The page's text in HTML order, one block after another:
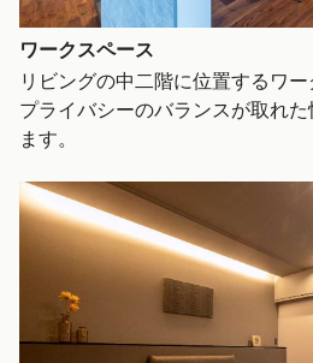
ワークスペース
リビングの中二階に位置するワ
プライバシーのバランスが取れ
ます。